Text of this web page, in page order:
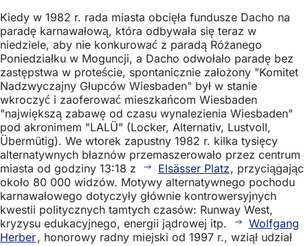
Kiedy w 1982 r. rada miasta obcięła fundusze Dacho na
paradę karnawałową, która odbywała się teraz w
niedziele, aby nie konkurować z paradą Różanego
Poniedziałku w Moguncji, a Dacho odwołało paradę bez
zastępstwa w proteście, spontanicznie założony "Komitet
Nadzwyczajny Głupców Wiesbaden" był w stanie
wkroczyć i zaoferować mieszkańcom Wiesbaden
"największą zabawę od czasu wynalezienia Wiesbaden"
pod akronimem "LALÜ" (Locker, Alternativ, Lustvoll,
Übermütig). We wtorek zapustny 1982 r. kilka tysięcy
alternatywnych błaznów przemaszerowało przez centrum
miasta od godziny 13:18 z
Elsässer Platz, przyciągając
około 80 000 widzów. Motywy alternatywnego pochodu
karnawałowego dotyczyły głównie kontrowersyjnych
kwestii politycznych tamtych czasów: Runway West,
kryzysu edukacyjnego, energii jądrowej itp.
Wolfgang
Herber, honorowy radny miejski od 1997 r., wziął udział